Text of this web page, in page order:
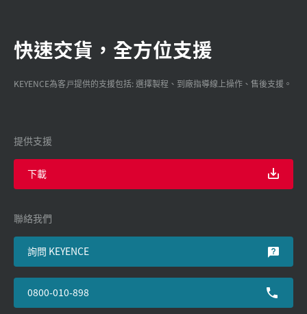
快速交貨，全方位支援
KEYENCE為客戸提供的支援包括: 選擇製程、到廠指導線上操作、售後支援。
提供支援
下載
聯絡我們
詢問 KEYENCE
0800-010-898